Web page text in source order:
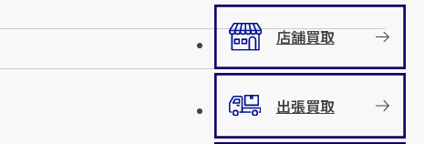
店舗買取
出張買取